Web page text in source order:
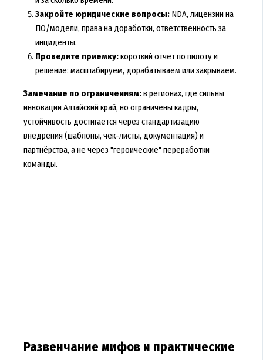
Закройте юридические вопросы:NDA, лицензии на
ПО/модели, права на доработки, ответственность за
инциденты.
Проведите приемку:короткий отчёт по пилоту и
решение: масштабируем, дорабатываем или закрываем.
Замечание по ограничениям:в регионах, где сильны
инновации Алтайский край, но ограничены кадры,
устойчивость достигается через стандартизацию
внедрения (шаблоны, чек-листы, документация) и
партнёрства, а не через "героические" переработки
команды.
Развенчание мифов и практические